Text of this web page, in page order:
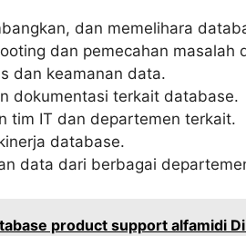
dan memelihara
dan pemecahan masalah
dan keamanan data.
dokumentasi terkait database.
tim IT dan departemen terkait.
database.
data dari berbagai
product support alfamidi